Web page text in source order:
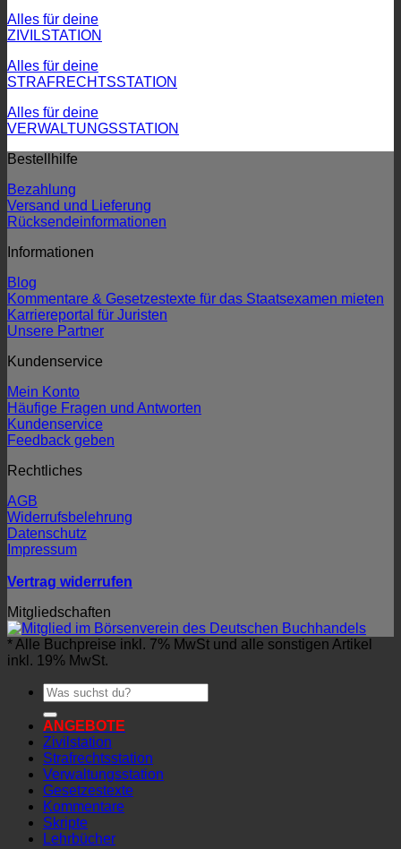
Alles für deine
ZIVILSTATION
Alles für deine
STRAFRECHTSSTATION
Alles für deine
VERWALTUNGSSTATION
Bestellhilfe
Bezahlung
Versand und Lieferung
Rücksendeinformationen
Informationen
Blog
Kommentare & Gesetzestexte für das Staatsexamen mieten
Karriereportal für Juristen
Unsere Partner
Kundenservice
Mein Konto
Häufige Fragen und Antworten
Kundenservice
Feedback geben
Rechtliches
AGB
Widerrufsbelehrung
Datenschutz
Impressum
Vertrag widerrufen
Mitgliedschaften
* Alle Buchpreise inkl. 7% MwSt und alle sonstigen Artikel
inkl. 19% MwSt.
Suchen
nach:
ANGEBOTE
Zivilstation
Strafrechtsstation
Verwaltungsstation
Gesetzestexte
Kommentare
Skripte
Lehrbücher